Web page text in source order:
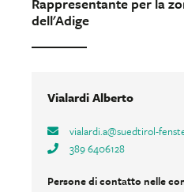
dell'Adige
Vialardi Alberto
vialardi.a@suedtirol-
389 6406128
Persone di contatto nelle